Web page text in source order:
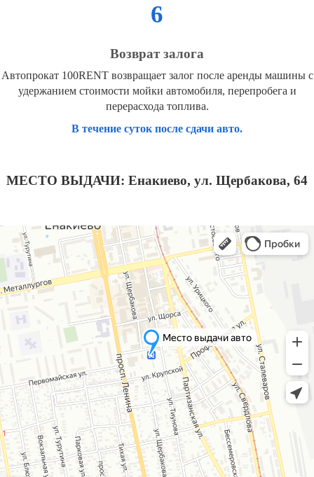
6
Возврат залога
Автопрокат 100RENT возвращает залог после аренды машины с
удержанием стоимости мойки автомобиля, перепробега и
перерасхода топлива.
В течение суток после сдачи авто.
МЕСТО ВЫДАЧИ: Енакиево, ул. Щербакова, 64